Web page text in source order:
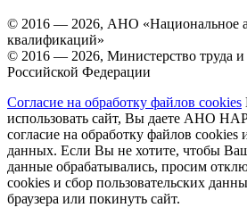
© 2016 — 2026, АНО «Национальное
квалификаций»
© 2016 — 2026, Министерство труда
Российской Федерации
Согласие на обработку файлов cookies
использовать сайт, Вы даете АНО
согласие на обработку файлов cookies
данных. Если Вы не хотите, чтобы
данные обрабатывались, просим
cookies и сбор пользовательских
браузера или покинуть сайт.